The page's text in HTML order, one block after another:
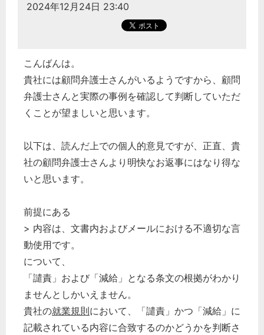
2024年12月24日 23:40
こんばんは。
貴社には顧問弁護士さんがいるようですから、顧問
弁護士さんと実際の事例を確認して判断していただ
くことが望ましいと思います。
以下は、読んだ上での個人的意見ですが、正直、貴
社の顧問弁護士さんより明快なお返事にはなり得な
いと思います。
前提にある
> 内容は、文書内およびメールにおける不適切な言
動使用です。
について、
「譴責」および「減給」となる条文の根拠がわかり
ませんとしかいえません。
貴社の就業規則において、「譴責」かつ「減給」に
記載されている内容に合致するのかどうかを判断さ